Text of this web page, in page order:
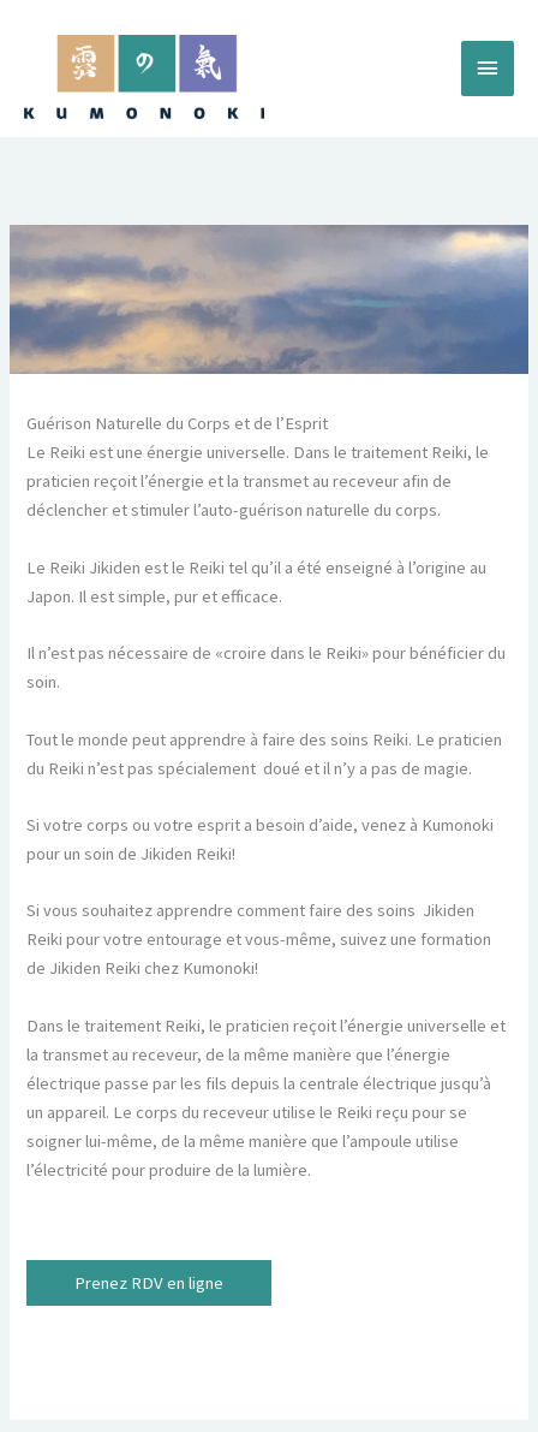
Menu
Guérison Naturelle du Corps et de l’Esprit
Le Reiki est une énergie universelle. Dans le traitement Reiki, le
praticien reçoit l’énergie et la transmet au receveur afin de
déclencher et stimuler l’auto-guérison naturelle du corps.
Le Reiki Jikiden est le Reiki tel qu’il a été enseigné à l’origine au
Japon. Il est simple, pur et efficace.
Il n’est pas nécessaire de «croire dans le Reiki» pour bénéficier du
soin.
Tout le monde peut apprendre à faire des soins Reiki. Le praticien
du Reiki n’est pas spécialement doué et il n’y a pas de magie.
Si votre corps ou votre esprit a besoin d’aide, venez à Kumonoki
pour un soin de Jikiden Reiki!
Si vous souhaitez apprendre comment faire des soins Jikiden
Reiki pour votre entourage et vous-même, suivez une formation
de Jikiden Reiki chez Kumonoki!
Dans le traitement Reiki, le praticien reçoit l’énergie universelle et
la transmet au receveur, de la même manière que l’énergie
électrique passe par les fils depuis la centrale électrique jusqu’à
un appareil. Le corps du receveur utilise le Reiki reçu pour se
soigner lui-même, de la même manière que l’ampoule utilise
l’électricité pour produire de la lumière.
Prenez RDV en ligne